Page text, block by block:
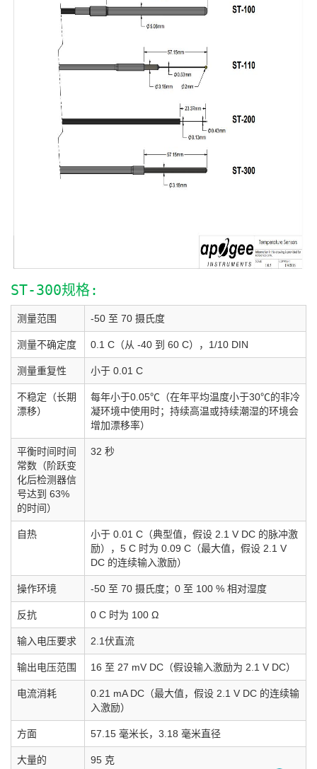
ST-300规格:
测量范围 -50 至 70 摄氏度
测量不确定度 0.1 C（从 -40 到 60 C），1/10 DIN
测量重复性 小于 0.01 C
不稳定（长期
漂移）
每年小于0.05℃（在年平均温度小于30℃的非冷
凝环境中使用时；持续高温或持续潮湿的环境会
增加漂移率）
平衡时间时间
常数（阶跃变
化后检测器信
号达到 63%
的时间）
32 秒
自热
小于 0.01 C（典型值，假设 2.1 V DC 的脉冲激
励），5 C 时为 0.09 C（最大值，假设 2.1 V
DC 的连续输入激励）
操作环境 -50 至 70 摄氏度；0 至 100 % 相对湿度
反抗 0 C 时为 100 Ω
输入电压要求 2.1伏直流
输出电压范围 16 至 27 mV DC（假设输入激励为 2.1 V DC）
电流消耗
0.21 mA DC（最大值，假设 2.1 V DC 的连续输
入激励）
方面 57.15 毫米长，3.18 毫米直径
大量的 95 克